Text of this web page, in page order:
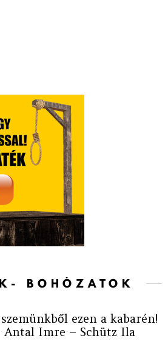
BOHÓZATOK
ezen a kabarén!
Antal Imre – Schütz Ila